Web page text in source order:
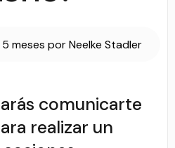
meses porNeelke Stadler
comunicarte
realizar un